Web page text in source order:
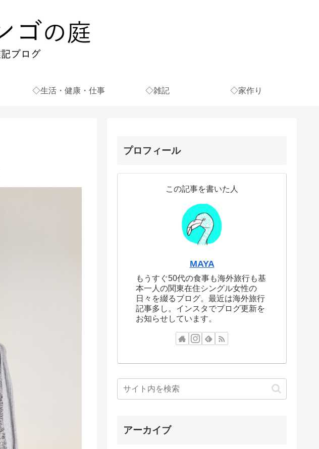
◇生活・健康・仕事 ◇雑記 ◇家作り
プロフィール
この記事を書いた人
MAYA
もうすぐ50代の食事も海外旅行も基
本一人の関東在住シングル女性の
日々を綴るブログ。最近は海外旅行
記事多し。インスタでブログ更新を
お知らせしています。
アーカイブ